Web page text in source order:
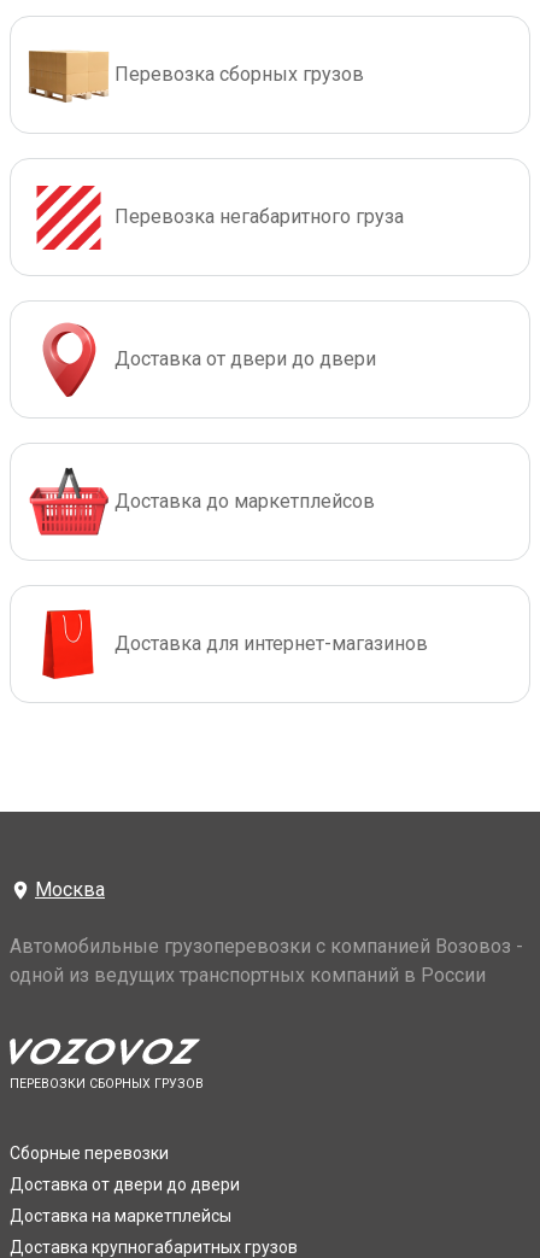
Перевозка сборных грузов
Перевозка негабаритного груза
Доставка от двери до двери
Доставка до маркетплейсов
Доставка для интернет-магазинов
Москва
Автомобильные грузоперевозки с компанией Возовоз -
одной из ведущих транспортных компаний в России
ПЕРЕВОЗКИ СБОРНЫХ ГРУЗОВ
Сборные перевозки
Доставка от двери до двери
Доставка на маркетплейсы
Доставка крупногабаритных грузов